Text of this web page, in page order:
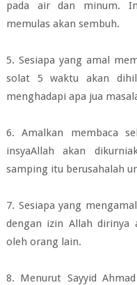
pada air dan minum.
memulas akan sembuh.
5. Sesiapa yang amal
solat 5 waktu akan
menghadapi apa jua
6. Amalkan membaca
insyaAllah akan
samping itu berusahalah
7. Sesiapa yang
dengan izin Allahdirinya
oleh orang lain.
8. Menurut Sayyid